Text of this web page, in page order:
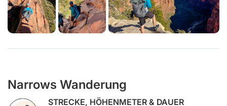
Narrows Wanderung
STRECKE, HÖHENMETER & DAUER